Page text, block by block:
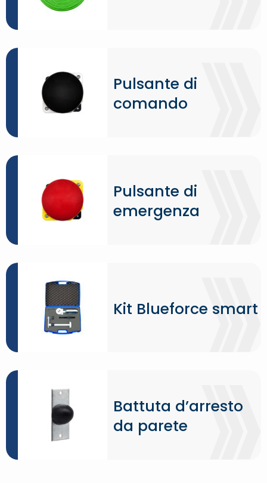
Pulsante di
comando
Pulsante di
emergenza
Kit Blueforce smart
Battuta d’arresto
da parete